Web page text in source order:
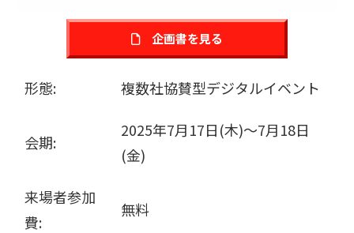
企画書を見る
形態: 複数社協賛型デジタルイベント
会期:
2025年7月17日(木)～7月18日
(金)
来場者参加
費:
無料